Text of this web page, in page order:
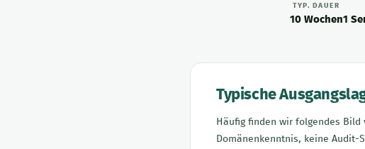
TYP. DAUER
10 Wochen1
Typische
Häufig finden wir folgendes
Domänenkenntnis, keine Audit-